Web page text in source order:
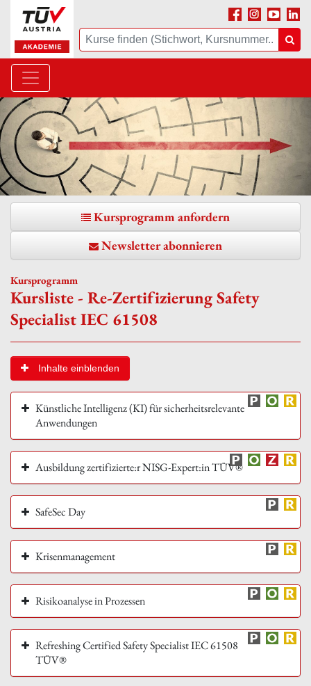
Suche
Facebook
Instagram
Youtube
Kursprogramm
Kursprogramm anfordern
Newsletter abonnieren
Kursliste - Re-Zertifizierung Safety
Specialist IEC 61508
Inhalte einblenden
Künstliche Intelligenz (KI) für sicherheitsrelevante
Anwendungen
Ausbildung zertifizierte:r NISG-Expert:in TÜV®
SafeSec Day
Krisenmanagement
Risikoanalyse in Prozessen
Refreshing Certified Safety Specialist IEC 61508
TÜV®